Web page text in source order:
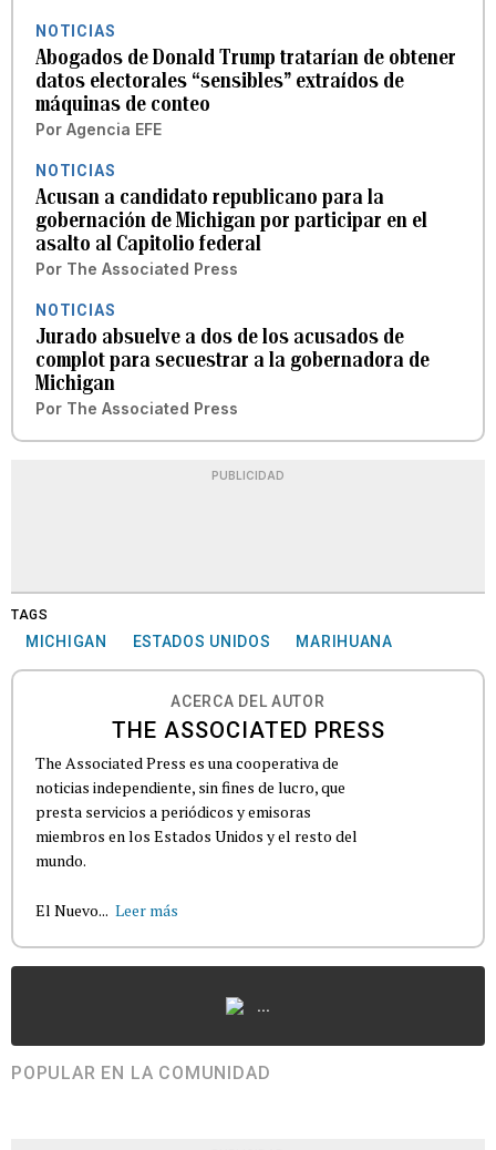
NOTICIAS
Abogados de Donald Trump tratarían de obtener
datos electorales “sensibles” extraídos de
máquinas de conteo
Por Agencia EFE
NOTICIAS
Acusan a candidato republicano para la
gobernación de Michigan por participar en el
asalto al Capitolio federal
Por The Associated Press
NOTICIAS
Jurado absuelve a dos de los acusados de
complot para secuestrar a la gobernadora de
Michigan
Por The Associated Press
PUBLICIDAD
TAGS
MICHIGAN ESTADOS UNIDOS MARIHUANA
ACERCA DEL AUTOR
THE ASSOCIATED PRESS
The Associated Press es una cooperativa de
noticias independiente, sin fines de lucro, que
presta servicios a periódicos y emisoras
miembros en los Estados Unidos y el resto del
mundo.
El Nuevo... Leer más
...
POPULAR EN LA COMUNIDAD